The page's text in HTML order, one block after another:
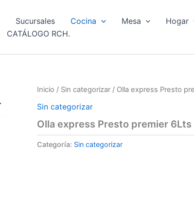
Sucursales Cocina Mesa Hogar
CATÁLOGO RCH.
Inicio / Sin categorizar / Olla express Presto
Sin categorizar
Olla express Presto premier 6Lts
Categoría: Sin categorizar